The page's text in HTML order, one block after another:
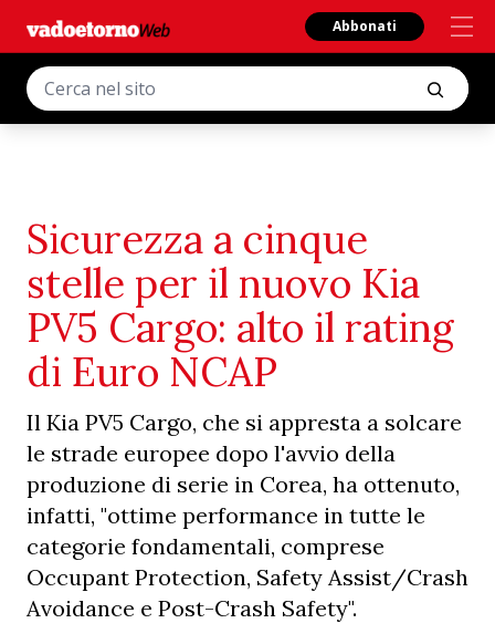
Abbonati
Sicurezza a cinque
stelle per il nuovo Kia
PV5 Cargo: alto il rating
di Euro NCAP
Il Kia PV5 Cargo, che si appresta a solcare
le strade europee dopo l'avvio della
produzione di serie in Corea, ha ottenuto,
infatti, "ottime performance in tutte le
categorie fondamentali, comprese
Occupant Protection, Safety Assist/Crash
Avoidance e Post-Crash Safety".